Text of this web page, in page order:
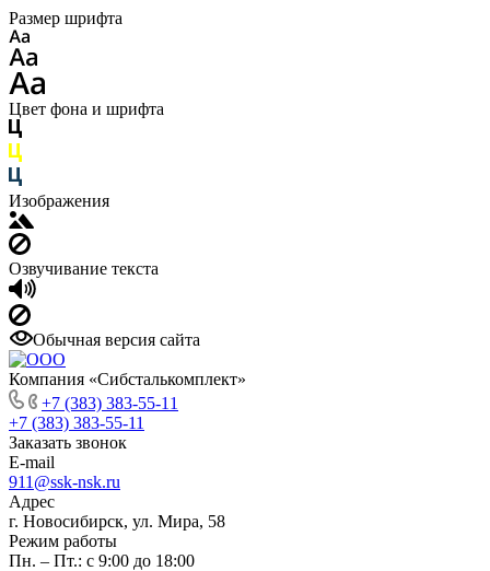
Размер шрифта
Цвет фона и шрифта
Изображения
Озвучивание текста
Обычная версия сайта
Компания «Сибсталькомплект»
+7 (383) 383-55-11
+7 (383) 383-55-11
Заказать звонок
E-mail
911@ssk-nsk.ru
Адрес
г. Новосибирск, ул. Мира, 58
Режим работы
Пн. – Пт.: с 9:00 до 18:00